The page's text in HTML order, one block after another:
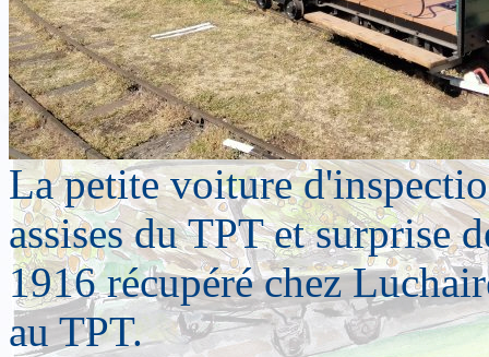
La petite voiture
assises du TPT et surprise
1916 récupéré chez
au TPT.